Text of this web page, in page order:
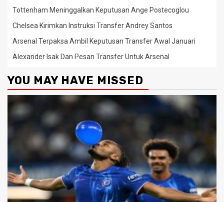
Tottenham Meninggalkan Keputusan Ange Postecoglou
Chelsea Kirimkan Instruksi Transfer Andrey Santos
Arsenal Terpaksa Ambil Keputusan Transfer Awal Januari
Alexander Isak Dan Pesan Transfer Untuk Arsenal
YOU MAY HAVE MISSED